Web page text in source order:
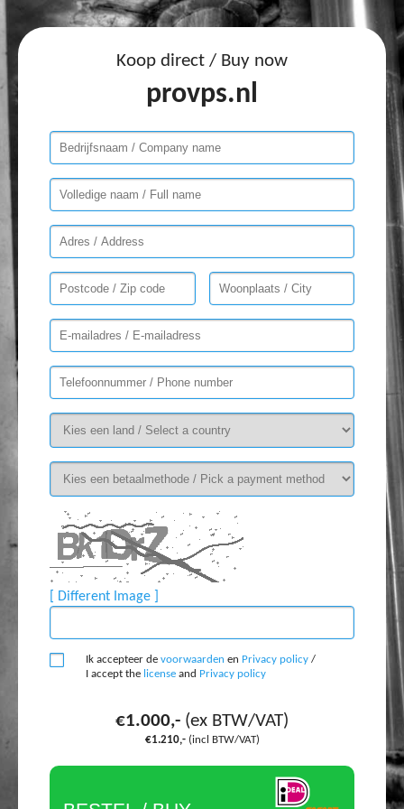
Koop direct / Buy now
provps.nl
[ Different Image ]
Ik accepteer de voorwaarden en Privacy policy /
I accept the license and Privacy policy
€1.000,- (ex BTW/VAT)
€1.210,-(incl BTW/VAT)